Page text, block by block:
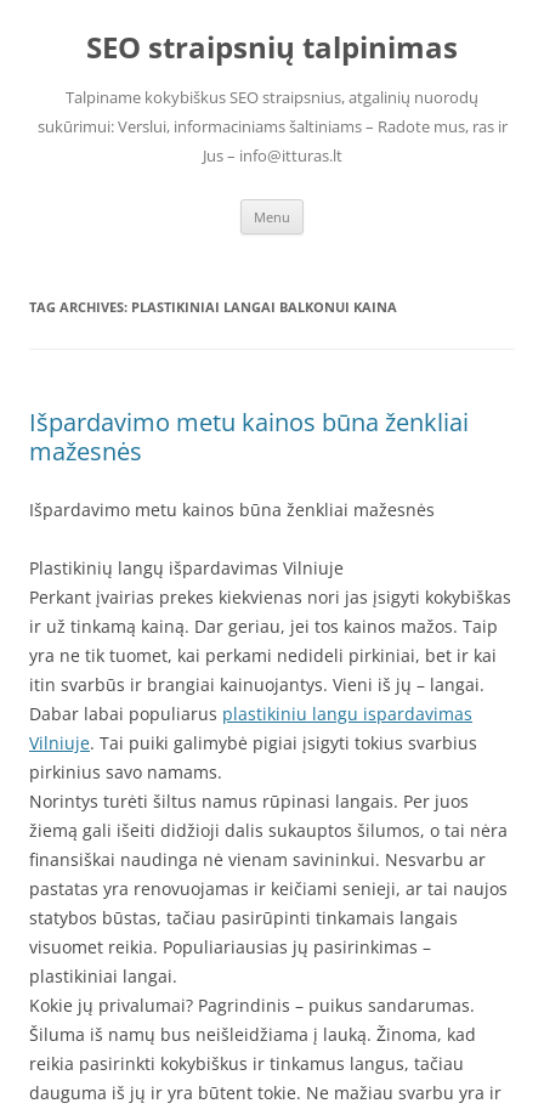
contentSEO straipsnių talpinimas
Talpiname kokybiškus SEO straipsnius, atgalinių nuorodų
sukūrimui: Verslui, informaciniams šaltiniams – Radote mus, ras ir
Jus – info@itturas.lt
Menu
TAG ARCHIVES: PLASTIKINIAI LANGAI BALKONUI KAINA
Išpardavimo metu kainos būna ženkliai
mažesnės
Išpardavimo metu kainos būna ženkliai mažesnės
Plastikinių langų išpardavimas Vilniuje
Perkant įvairias prekes kiekvienas nori jas įsigyti kokybiškas
ir už tinkamą kainą. Dar geriau, jei tos kainos mažos. Taip
yra ne tik tuomet, kai perkami nedideli pirkiniai, bet ir kai
itin svarbūs ir brangiai kainuojantys. Vieni iš jų – langai.
Dabar labai populiarus plastikiniu langu ispardavimas
Vilniuje. Tai puiki galimybė pigiai įsigyti tokius svarbius
pirkinius savo namams.
Norintys turėti šiltus namus rūpinasi langais. Per juos
žiemą gali išeiti didžioji dalis sukauptos šilumos, o tai nėra
finansiškai naudinga nė vienam savininkui. Nesvarbu ar
pastatas yra renovuojamas ir keičiami senieji, ar tai naujos
statybos būstas, tačiau pasirūpinti tinkamais langais
visuomet reikia. Populiariausias jų pasirinkimas –
plastikiniai langai.
Kokie jų privalumai? Pagrindinis – puikus sandarumas.
Šiluma iš namų bus neišleidžiama į lauką. Žinoma, kad
reikia pasirinkti kokybiškus ir tinkamus langus, tačiau
dauguma iš jų ir yra būtent tokie. Ne mažiau svarbu yra ir